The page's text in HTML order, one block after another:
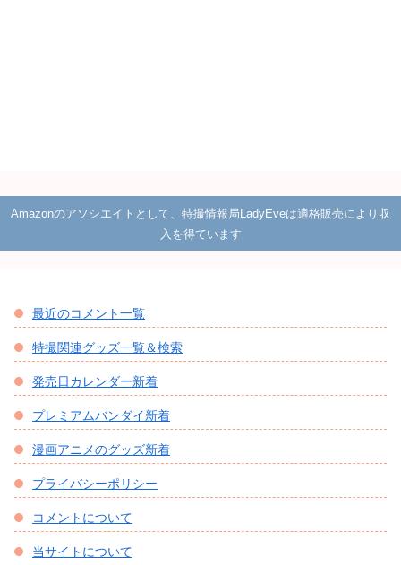
Amazonのアソシエイトとして、特撮情報局LadyEveは適格販売により収
入を得ています
最近のコメント一覧
特撮関連グッズ一覧＆検索
発売日カレンダー新着
プレミアムバンダイ新着
漫画アニメのグッズ新着
プライバシーポリシー
コメントについて
当サイトについて